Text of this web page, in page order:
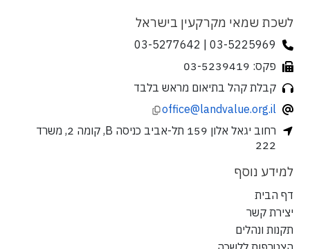
לשכת שמאי מקרקעין בישראל
03-5225969 | 03-5277642
פקס: 03-5239419
קבלת קהל בתיאום מראש בלבד
office@landvalue.org.il
רחוב יגאל אלון 159 תל-אביב כניסה B, קומה 2, משרד
222
למידע נוסף
דף הבית
יצירת קשר
תקנות ונהלים